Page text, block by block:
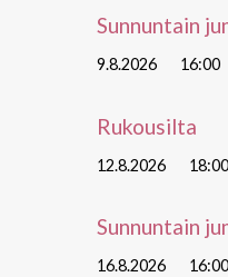
Sunnuntain
9.8.2026 16:00
Rukousilta
12.8.2026 18:00
Sunnuntain
16.8.2026 16:00